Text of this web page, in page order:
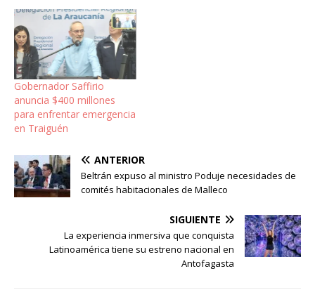
Gobernador Saffirio
anuncia $400 millones
para enfrentar emergencia
en Traiguén
ANTERIOR
Beltrán expuso al ministro Poduje necesidades de
comités habitacionales de Malleco
SIGUIENTE
La experiencia inmersiva que conquista
Latinoamérica tiene su estreno nacional en
Antofagasta